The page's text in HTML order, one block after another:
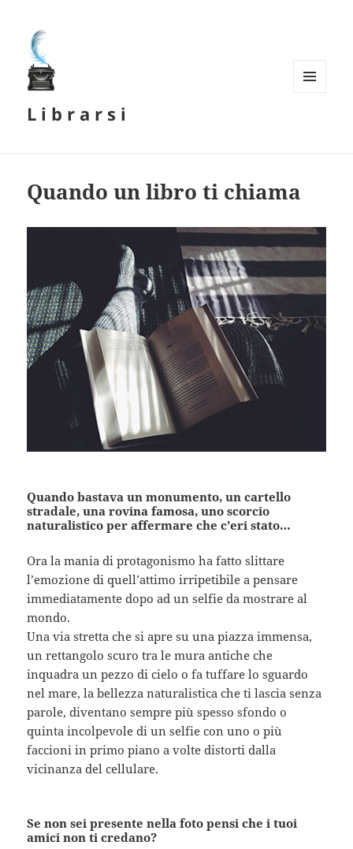
L i b r a r s i
Quando un libro ti chiama
Quando bastava un monumento, un cartello
stradale, una rovina famosa, uno scorcio
naturalistico per affermare che c’eri stato…
Ora la mania di protagonismo ha fatto slittare
l’emozione di quell’attimo irripetibile a pensare
immediatamente dopo ad un selfie da mostrare al
mondo.
Una via stretta che si apre su una piazza immensa,
un rettangolo scuro tra le mura antiche che
inquadra un pezzo di cielo o fa tuffare lo sguardo
nel mare, la bellezza naturalistica che ti lascia senza
parole, diventano sempre più spesso sfondo o
quinta incolpevole di un selfie con uno o più
faccioni in primo piano a volte distorti dalla
vicinanza del cellulare.
Se non sei presente nella foto pensi che i tuoi
amici non ti credano?